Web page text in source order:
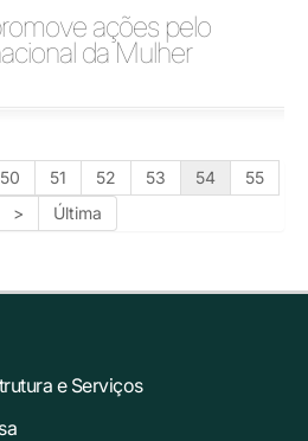
ações pelo
da Mulher
50 51 52 53 54
55
> Última
e Serviços